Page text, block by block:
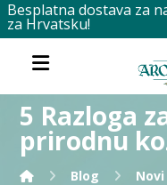
Besplatna dostava za
za Hrvatsku!
5 Razloga
prirodnu
Blog